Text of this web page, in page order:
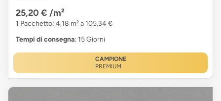
25,20 € /m²
1 Pacchetto: 4,18 m² a 105,34 €
Tempi di consegna: 15 Giorni
CAMPIONE
PREMIUM